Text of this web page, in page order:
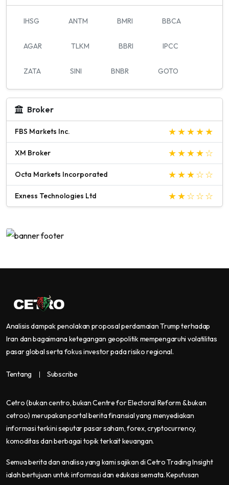
IHSG ANTM BMRI BBCA
AGAR TLKM BBRI IPCC
ZATA SINI BNBR GOTO
Broker
FBS Markets Inc.
XM Broker
Octa Markets Incorporated
Exness Technologies Ltd
Analisis dampak penolakan proposal perdamaian Trump terhadap
Iran dan bagaimana ketegangan geopolitik mempengaruhi volatilitas
pasar global serta fokus investor pada risiko regional.
Tentang Subscribe
Cetro(bukan centro, bukan Centre for Electoral Reform & bukan
cetroo) merupakan portal berita finansial yang menyediakan
informasi terkini seputar pasar saham, forex, cryptocurrency,
komoditas dan berbagai topik terkait keuangan.
Semua berita dan analisa yang kami sajikan di Cetro Trading Insight
ialah bertujuan untuk informasi dan edukasi semata. Keputusan